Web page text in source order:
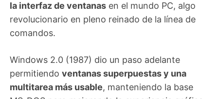
la interfaz de ventanas en el mundo PC, algo
revolucionario en pleno reinado de la línea de
comandos.
Windows 2.0 (1987) dio un paso adelante
permitiendo ventanas superpuestas y una
multitarea más usable, manteniendo la base